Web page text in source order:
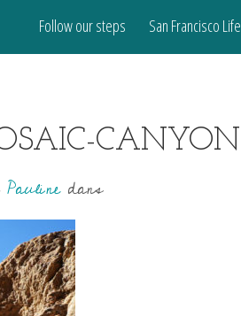
Follow our steps San Francisco Life
CANYON
Paulinedans